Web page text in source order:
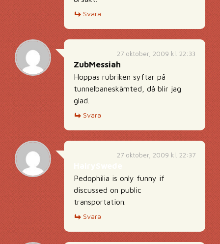
Svara
27 oktober, 2009 kl. 22:33
ZubMessiah
Hoppas rubriken syftar på
tunnelbaneskämted, då blir jag
glad.
Svara
27 oktober, 2009 kl. 22:37
Pedophilia is only funny if
discussed on public
transportation.
Svara